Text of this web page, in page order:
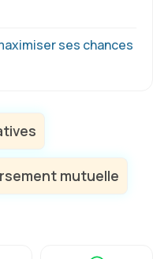
ses chances
mutuelle